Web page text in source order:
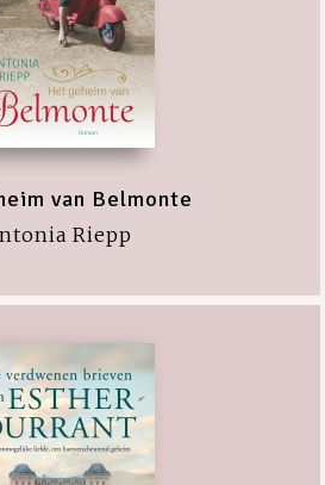
van Belmonte
Riepp